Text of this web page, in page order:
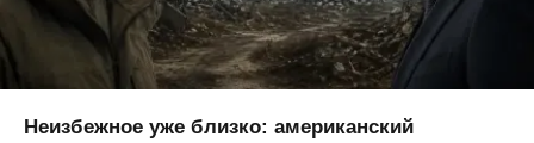
Неизбежное уже близко: американский